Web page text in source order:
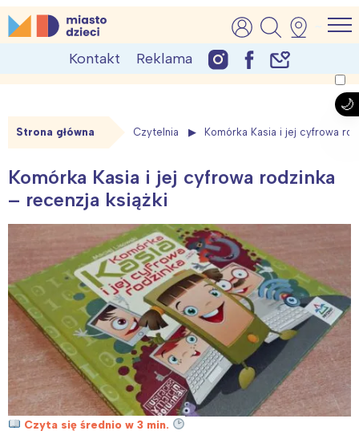
Skip
to
MiastoDzieci.pl
atrakcje dla dzieci, wydarzenia, imprezy rodzinne
Kontakt Reklama
Strona główna Czytelnia Komórka Kasia i jej cyfrowa
Komórka Kasia i jej cyfrowa rodzinka
– recenzja książki
Czyta się średnio w 3 min.